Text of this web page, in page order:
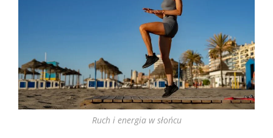
Ruch i energia w słońcu